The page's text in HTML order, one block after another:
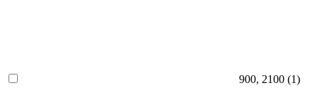
900, 2100 (1)